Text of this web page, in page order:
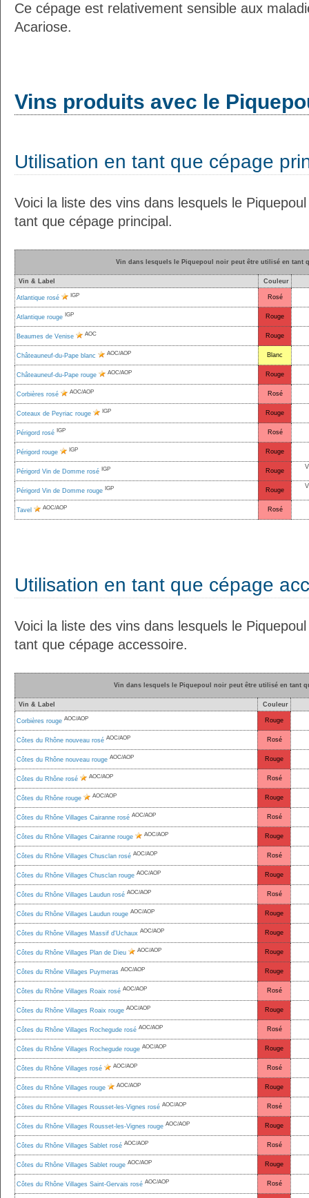
Ce cépage est relativement sensible aux
Acariose.
Vins produits avec le
Utilisation en tant que cépage
Voici la liste des vins dans lesquels le
tant que cépage principal.
Vin dans lesquels le Piquepoul noir peut être utilisé en tant
Vin & Label Couleur
Atlantique rosé IGP Rosé
Atlantique rouge IGP Rouge
Beaumes de Venise AOC Rouge
Châteauneuf-du-Pape blanc AOC/AOP Blanc
Châteauneuf-du-Pape rouge AOC/AOP Rouge
Corbières rosé AOC/AOP Rosé
Coteaux de Peyriac rouge IGP Rouge
Périgord rosé IGP Rosé
Périgord rouge IGP Rouge
Périgord Vin de Domme rosé IGP Rouge
Périgord Vin de Domme rouge IGP Rouge
Tavel AOC/AOP Rosé
Utilisation en tant que cépage
Voici la liste des vins dans lesquels le
tant que cépage accessoire.
Vin dans lesquels le Piquepoul noir peut être utilisé en tant
Vin & Label Couleur
Corbières rouge AOC/AOP Rouge
Côtes du Rhône nouveau rosé AOC/AOP Rosé
Côtes du Rhône nouveau rouge AOC/AOP Rouge
Côtes du Rhône rosé AOC/AOP Rosé
Côtes du Rhône rouge AOC/AOP Rouge
Côtes du Rhône Villages Cairanne rosé AOC/AOP Rosé
Côtes du Rhône Villages Cairanne rouge AOC/AOP Rouge
Côtes du Rhône Villages Chusclan rosé AOC/AOP Rosé
Côtes du Rhône Villages Chusclan rouge AOC/AOP Rouge
Côtes du Rhône Villages Laudun rosé AOC/AOP Rosé
Côtes du Rhône Villages Laudun rouge AOC/AOP Rouge
Côtes du Rhône Villages Massif d'Uchaux AOC/AOP Rouge
Côtes du Rhône Villages Plan de Dieu AOC/AOP Rouge
Côtes du Rhône Villages Puymeras AOC/AOP Rouge
Côtes du Rhône Villages Roaix rosé AOC/AOP Rosé
Côtes du Rhône Villages Roaix rouge AOC/AOP Rouge
Côtes du Rhône Villages Rochegude rosé AOC/AOP Rosé
Côtes du Rhône Villages Rochegude rouge AOC/AOP Rouge
Côtes du Rhône Villages rosé AOC/AOP Rosé
Côtes du Rhône Villages rouge AOC/AOP Rouge
Côtes du Rhône Villages Rousset-les-Vignes rosé AOC/AOP Rosé
Côtes du Rhône Villages Rousset-les-Vignes rouge AOC/AOP Rouge
Côtes du Rhône Villages Sablet rosé AOC/AOP Rosé
Côtes du Rhône Villages Sablet rouge AOC/AOP Rouge
Côtes du Rhône Villages Saint-Gervais rosé AOC/AOP Rosé